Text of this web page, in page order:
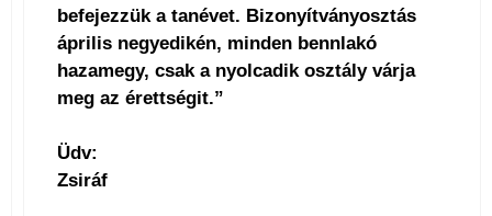
befejezzük a tanévet. Bizonyítványosztás
április negyedikén, minden bennlakó
hazamegy, csak a nyolcadik osztály várja
meg az érettségit.”
Üdv:
Zsiráf